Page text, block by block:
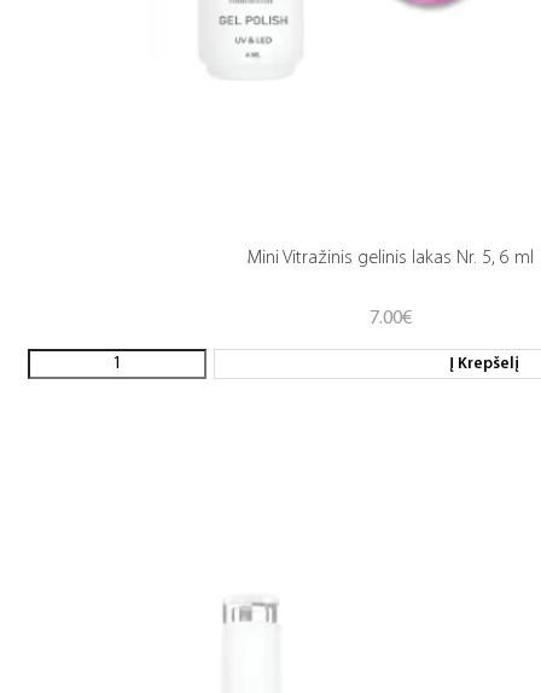
Mini Vitražinis gelinis lakas Nr. 5, 6 ml
7.00€
Į Krepšelį